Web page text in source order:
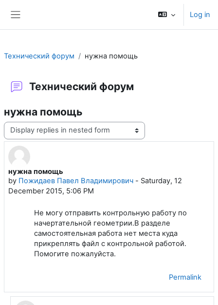
Log in
Технический форум нужна помощь
Технический форум
нужна помощь
Display mode
нужна помощь
by Пожидаев Павел Владимирович - Saturday, 12
December 2015, 5:06 PM
Number of replies: 3
Не могу отправить контрольную работу по
начертательной геометрии.В разделе
самостоятельная работа нет места куда
прикреплять файл с контрольной работой.
Помогите пожалуйста.
Permalink